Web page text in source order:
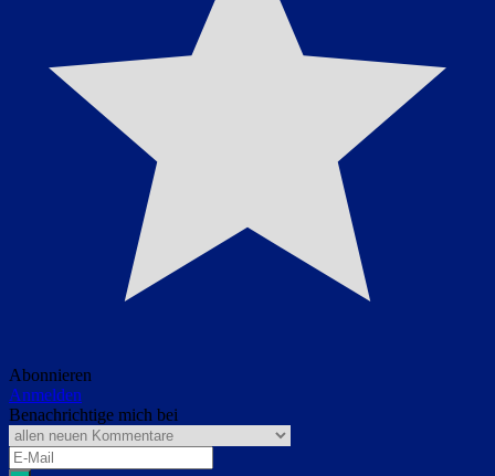
Abonnieren
Anmelden
Benachrichtige mich bei